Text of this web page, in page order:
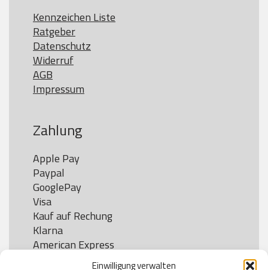
Einwilligung verwalten
Kennzeichen Liste
Ratgeber
Datenschutz
Widerruf
AGB
Impressum
Zahlung
Apple Pay
Paypal
GooglePay
Visa
Kauf auf Rechung
Klarna
American Express